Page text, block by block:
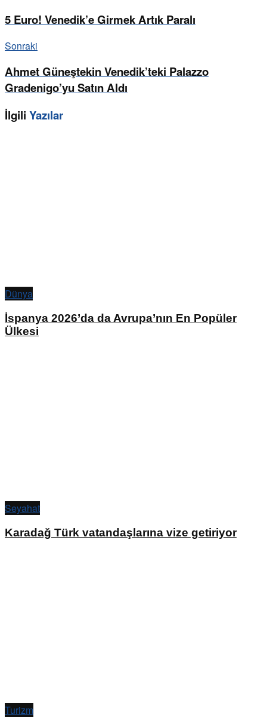
5 Euro! Venedik’e Girmek Artık Paralı
Sonraki
Ahmet Güneştekin Venedik’teki Palazzo
Gradenigo’yu Satın Aldı
İlgili Yazılar
Dünya
İspanya 2026’da da Avrupa’nın En Popüler
Ülkesi
Seyahat
Karadağ Türk vatandaşlarına vize getiriyor
Turizm